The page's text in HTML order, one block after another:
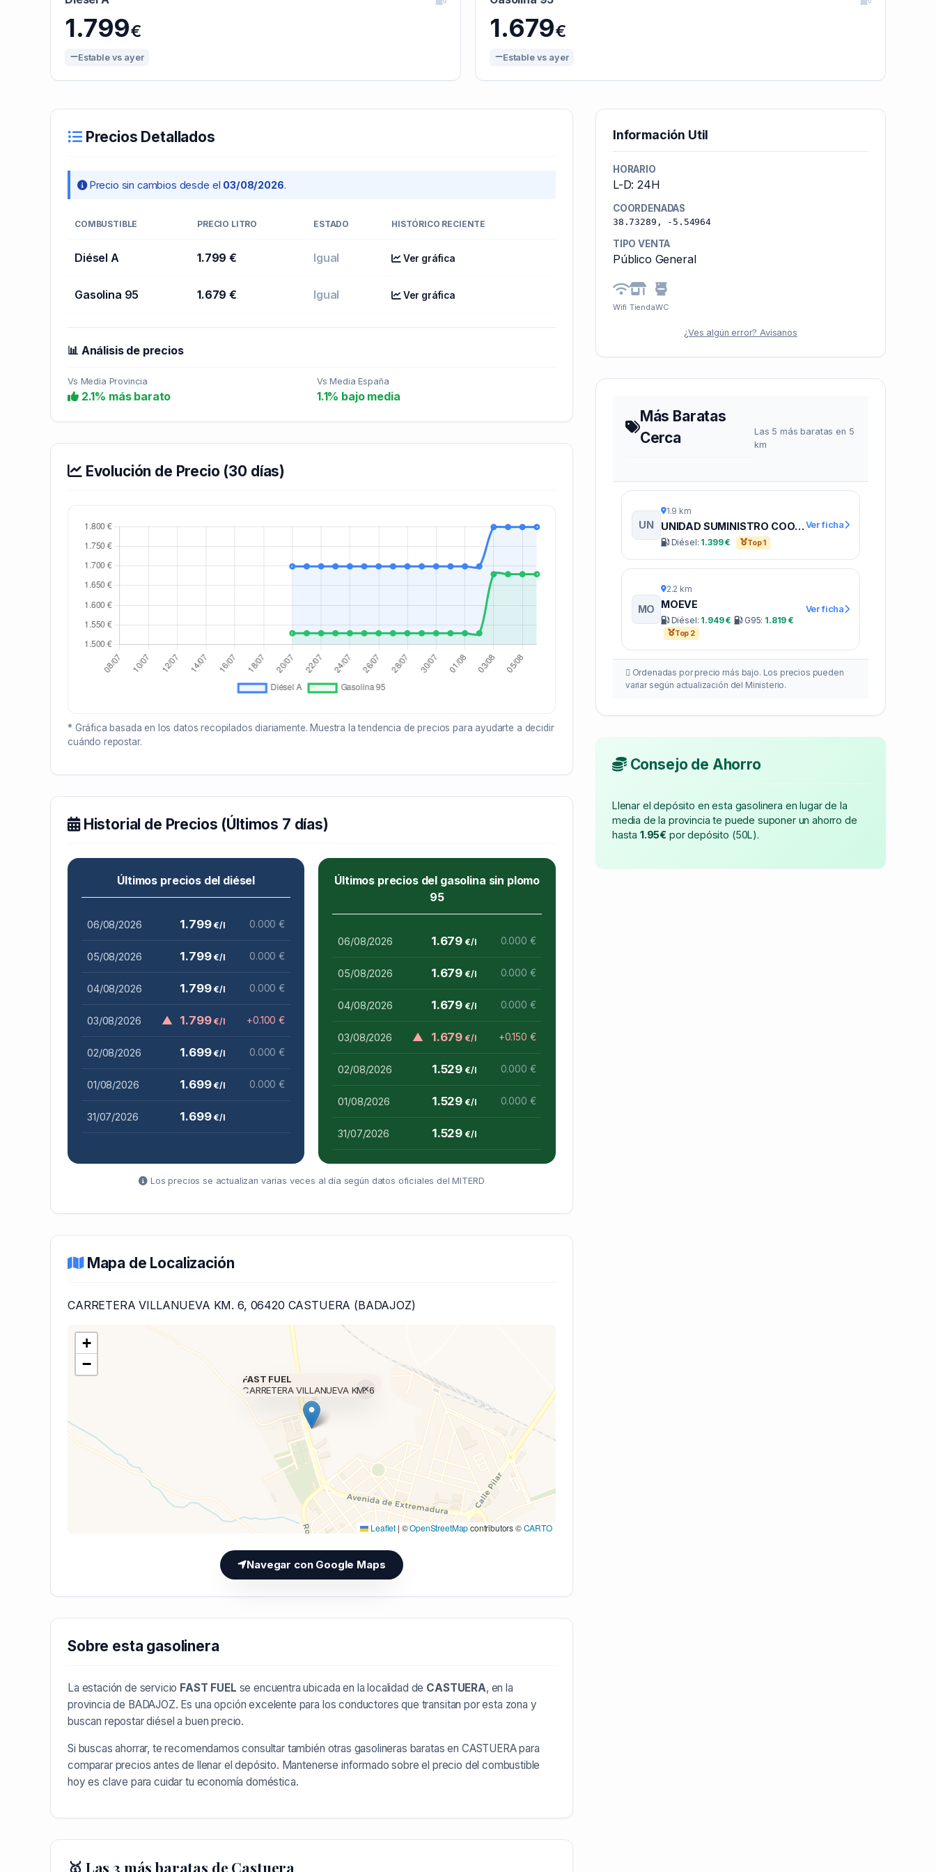
1.799€
Estable vs ayer
1.679€
Estable vs ayer
Precios Detallados
Precio sin cambios desde el 03/08/2026.
COMBUSTIBLE PRECIO LITRO ESTADO HISTÓRICO RECIENTE
Diésel A 1.799 € Igual Ver gráfica
Gasolina 95 1.679 € Igual Ver gráfica
📊 Análisis de precios
Vs Media Provincia
2.1% más barato
Vs Media España
1.1% bajo media
Evolución de Precio (30 días)
* Gráfica basada en los datos recopilados diariamente. Muestra la tendencia de precios para ayudarte a decidir
cuándo repostar.
Historial de Precios (Últimos 7 días)
Últimos precios del diésel
06/08/2026 1.799€/l 0.000 €
05/08/2026 1.799€/l 0.000 €
04/08/2026 1.799€/l 0.000 €
03/08/2026 ▲ 1.799€/l +0.100 €
02/08/2026 1.699€/l 0.000 €
01/08/2026 1.699€/l 0.000 €
31/07/2026 1.699€/l
Últimos precios del gasolina sin plomo
95
06/08/2026 1.679 €/l 0.000 €
05/08/2026 1.679 €/l 0.000 €
04/08/2026 1.679 €/l 0.000 €
03/08/2026 ▲ 1.679 €/l +0.150 €
02/08/2026 1.529 €/l 0.000 €
01/08/2026 1.529 €/l 0.000 €
31/07/2026 1.529 €/l
Los precios se actualizan varias veces al día según datos oficiales del MITERD
Mapa de Localización
CARRETERA VILLANUEVA KM. 6, 06420 CASTUERA (BADAJOZ)
Cargando mapa (V7 Inline)...
FAST FUEL
CARRETERA VILLANUEVA KM. 6
×
+
−
Leaflet | ©OpenStreetMapcontributors ©CARTO
Navegar con Google Maps
Sobre esta gasolinera
La estación de servicio FAST FUEL se encuentra ubicada en la localidad de CASTUERA, en la
provincia de BADAJOZ. Es una opción excelente para los conductores que transitan por esta zona y
buscan repostar diésel a buen precio.
Si buscas ahorrar, te recomendamos consultar también otras gasolineras baratas en CASTUERApara
comparar precios antes de llenar el depósito. Mantenerse informado sobre el precio del combustible
hoy es clave para cuidar tu economía doméstica.
🥇 Las 3 más baratas de Castuera
Información Util
HORARIO
L-D: 24H
COORDENADAS
38.73289, -5.54964
TIPO VENTA
Público General
Wifi TiendaWC
¿Ves algún error? Avísanos
Más Baratas
Cerca
Las 5 más baratas en 5
km
UN
1.9 km
UNIDAD SUMINISTRO COOPERATIVA GANADERA CASTUERA
Diésel: 1.399 € Top 1
Ver ficha
MO
2.2 km
MOEVE
Diésel: 1.949 € G95: 1.819 €
Top 2
Ver ficha
Ordenadas por precio más bajo. Los precios pueden
variar según actualización del Ministerio.
Consejo de Ahorro
Llenar el depósito en esta gasolinera en lugar de la
media de la provincia te puede suponer un ahorro de
hasta 1.95€ por depósito (50L).